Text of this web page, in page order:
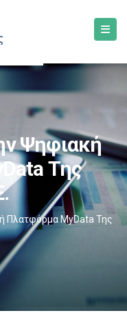
Ψηφιακή
Της
Πλατφόρμα MyData Της